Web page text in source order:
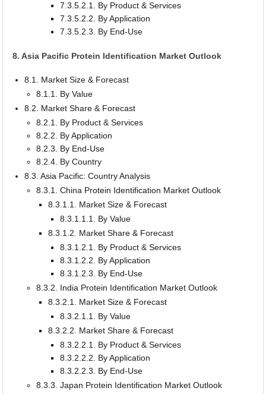
7.3.5.2.1. By Product & Services
7.3.5.2.2. By Application
7.3.5.2.3. By End-Use
8. Asia Pacific Protein Identification Market Outlook
8.1. Market Size & Forecast
8.1.1. By Value
8.2. Market Share & Forecast
8.2.1. By Product & Services
8.2.2. By Application
8.2.3. By End-Use
8.2.4. By Country
8.3. Asia Pacific: Country Analysis
8.3.1. China Protein Identification Market Outlook
8.3.1.1. Market Size & Forecast
8.3.1.1.1. By Value
8.3.1.2. Market Share & Forecast
8.3.1.2.1. By Product & Services
8.3.1.2.2. By Application
8.3.1.2.3. By End-Use
8.3.2. India Protein Identification Market Outlook
8.3.2.1. Market Size & Forecast
8.3.2.1.1. By Value
8.3.2.2. Market Share & Forecast
8.3.2.2.1. By Product & Services
8.3.2.2.2. By Application
8.3.2.2.3. By End-Use
8.3.3. Japan Protein Identification Market Outlook